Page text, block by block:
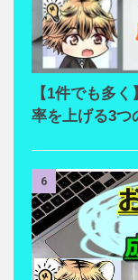
【1件でも多
率を上げる3つ
6